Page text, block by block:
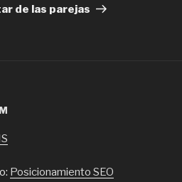
de las parejas
Posicionamiento SEO